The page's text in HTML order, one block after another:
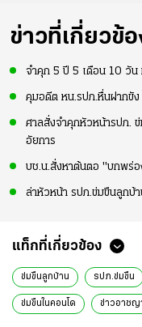
ข่าวที่เกี่ยวข้อ
จำคุก 5 ปี 5 เดือน 10 วัน
คุมอดีต หน.รปภ.หื่นฝากขัง
ศาลสั่งจำคุกหัวหน้ารปภ.
อัยการ
บช.น.สั่งหาต้นตอ "บกพร่
ล่าหัวหน้า รปภ.ข่มขืนลูกบ้
แท็กที่เกี่ยวข้อง
ข่มขืนลูกบ้าน รปภ.ข่มขืน
ข่มขืนในคอนโด ข่าวอาชญ